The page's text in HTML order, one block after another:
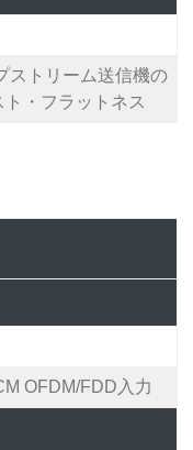
ストリーム送信機の
ト・フラットネス
OFDM/FDD入力